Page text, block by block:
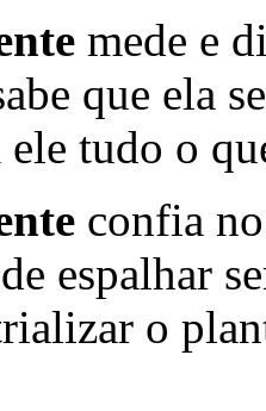
mede e
que ela
tudo o
confia
espalhar
o